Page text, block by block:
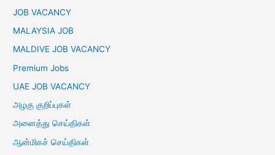
JOB VACANCY
MALAYSIA JOB
MALDIVE JOB VACANCY
Premium Jobs
UAE JOB VACANCY
அழகு குறிப்புகள்
அனைத்து செய்திகள்
ஆன்மிகச் செய்திகள்